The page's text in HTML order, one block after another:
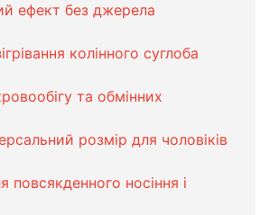
ефект без джерела
колінного суглоба
та обмінних
розмір для чоловіків
повсякденного носіння і